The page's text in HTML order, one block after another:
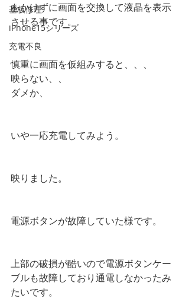
基板修理
iPhone15シリーズ
充電不良
をかけずに画面を交換して液晶を表示
させる事です。
慎重に画面を仮組みすると、、、
映らない、、
ダメか、
いや一応充電してみよう。
映りました。
電源ボタンが故障していた様です。
上部の破損が酷いので電源ボタンケー
ブルも故障しており通電しなかったみ
たいです。